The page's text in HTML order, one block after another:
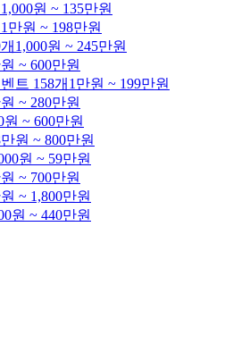
1,000원 ~ 135만원
1만원 ~ 198만원
1,000원 ~ 245만원
~ 600만원
트 158개 1만원 ~ 199만원
~ 280만원
원 ~ 600만원
원 ~ 800만원
원 ~ 59만원
~ 700만원
~ 1,800만원
원 ~ 440만원